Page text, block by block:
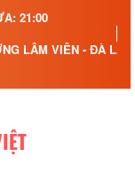
21:00
LÂM VIÊN - ĐÀ